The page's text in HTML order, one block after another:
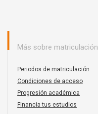
Más sobre matriculación
Periodos de matriculación
Condiciones de acceso
Progresión académica
Financia tus estudios